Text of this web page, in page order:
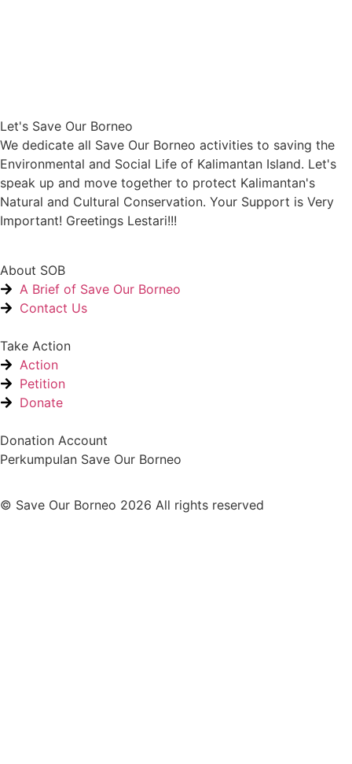
Let's Save Our Borneo
We dedicate all Save Our Borneo activities to saving the
Environmental and Social Life of Kalimantan Island. Let's
speak up and move together to protect Kalimantan's
Natural and Cultural Conservation. Your Support is Very
Important! Greetings Lestari!!!
About SOB
A Brief of Save Our Borneo
Contact Us
Take Action
Action
Petition
Donate
Donation Account
Perkumpulan Save Our Borneo
© Save Our Borneo 2026 All rights reserved